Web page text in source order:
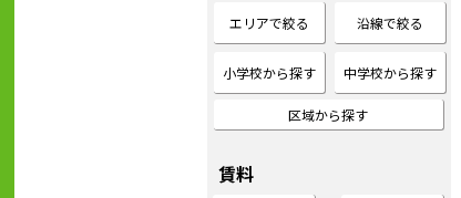
エリアで絞る 沿線で絞る
小学校から探す 中学校から探す
区域から探す
賃料